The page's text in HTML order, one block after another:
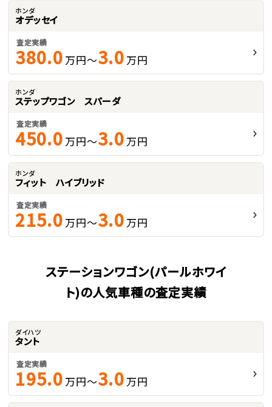
ホンダ
オデッセイ
査定実績
380.0 万円～3.0 万円
ホンダ
ステップワゴン スパーダ
査定実績
450.0 万円～3.0 万円
ホンダ
フィット ハイブリッド
査定実績
215.0 万円～3.0 万円
ステーションワゴン(パールホワイ
ト)の人気車種の査定実績
ダイハツ
タント
査定実績
195.0 万円～3.0 万円